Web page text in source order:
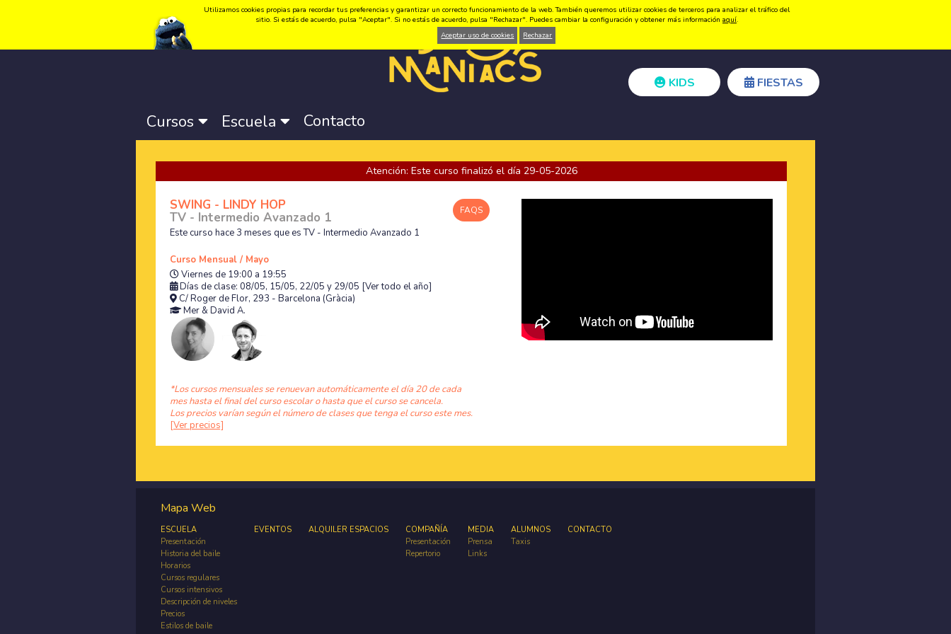
Idioma:Català -Castellano-English Registrarse Acceder
KIDS FIESTAS
Cursos Escuela Contacto
Atención: Este curso finalizó el día 29-05-2026
FAQS
SWING - LINDY HOP
TV - Intermedio Avanzado 1
Este curso hace 3 meses que es TV - Intermedio Avanzado 1
Curso Mensual / Mayo
Viernes de 19:00 a 19:55
Días de clase: 08/05, 15/05, 22/05 y 29/05 [Ver todo el año]
C/ Roger de Flor, 293 - Barcelona (Gràcia)
Mer & David A.
*Los cursos mensuales se renuevan automáticamente el día 20 de cada
mes hasta el final del curso escolar o hasta que el curso se cancela.
Los precios varían según el número de clases que tenga el curso este mes.
[Ver precios]
Mapa Web
ESCUELA
Presentación
Historia del baile
Horarios
Cursos regulares
Cursos intensivos
Descripción de niveles
Precios
Estilos de baile
EVENTOS ALQUILER ESPACIOS
COMPAÑÍA
Presentación
Repertorio
MEDIA
Prensa
Links
ALUMNOS
Taxis
CONTACTO
Utilizamos cookies propias para recordar tus preferencias y garantizar un correcto funcionamiento de la web. También queremos utilizar cookies de terceros para analizar el tráfico del
sitio. Si estás de acuerdo, pulsa "Aceptar". Si no estás de acuerdo, pulsa "Rechazar". Puedes cambiar la configuración y obtener más información aquí.
Aceptar uso de cookies
Rechazar